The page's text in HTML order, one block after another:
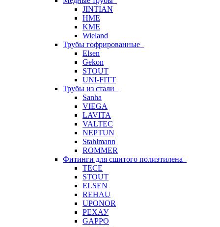
JINTIAN
HME
KME
Wieland
Трубы гофрированные
Elsen
Gekon
STOUT
UNI-FITT
Трубы из стали
Sanha
VIEGA
LAVITA
VALTEC
NEPTUN
Stahlmann
ROMMER
Фитинги для сшитого полиэтилена
TECE
STOUT
ELSEN
REHAU
UPONOR
РЕХАУ
GAPPO